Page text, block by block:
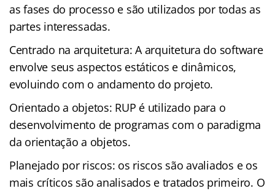
as fases do processo e são utilizados por todas as
partes interessadas.
Centrado na arquitetura: A arquitetura do software
envolve seus aspectos estáticos e dinâmicos,
evoluindo com o andamento do projeto.
Orientado a objetos: RUP é utilizado para o
desenvolvimento de programas com o paradigma
da orientação a objetos.
Planejado por riscos: os riscos são avaliados e os
mais críticos são analisados e tratados primeiro. O